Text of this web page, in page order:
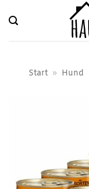
Inhalt
springen
Start » Hund